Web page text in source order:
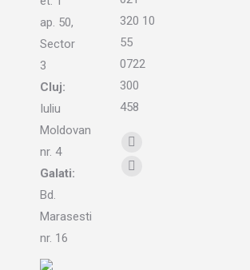
ap. 50,
Sector
3
Cluj:
Iuliu
Moldovan
nr. 4
Galati:
Bd.
Marasesti
nr. 16
320 10
55
0722
300
458
Find us on:
page